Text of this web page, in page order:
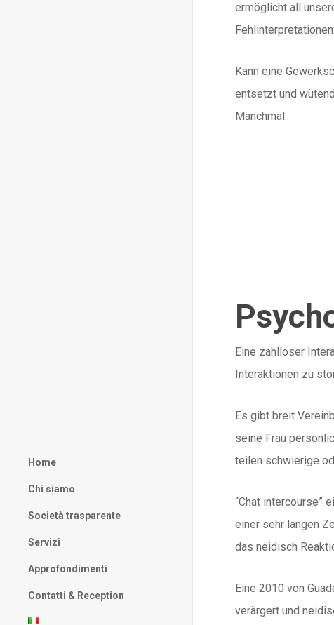
Home
Chi siamo
Società trasparente
Servizi
Approfondimenti
Contatti & Reception
ermöglicht all
Fehlinterpretationen:
Kann eine
entsetzt und
Manchmal.
Eine zahlloser
Interaktionen zu
Es gibt breit
seine Frau
teilen schwierige
“Chat intercourse”
einer sehr langen
das neidisch
Eine 2010 von
verärgert und